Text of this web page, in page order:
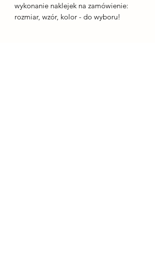
wykonanie naklejek na zamówienie:
rozmiar, wzór, kolor - do wyboru!